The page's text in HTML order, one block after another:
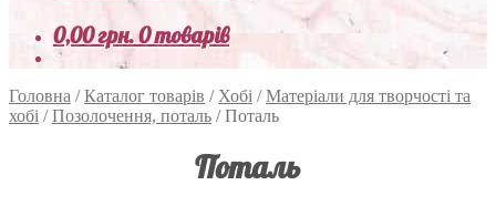
0,00грн.0 товарів
Головна /Каталог товарів / Хобі /Матеріали для творчості та
хобі /Позолочення, поталь /Поталь
Поталь